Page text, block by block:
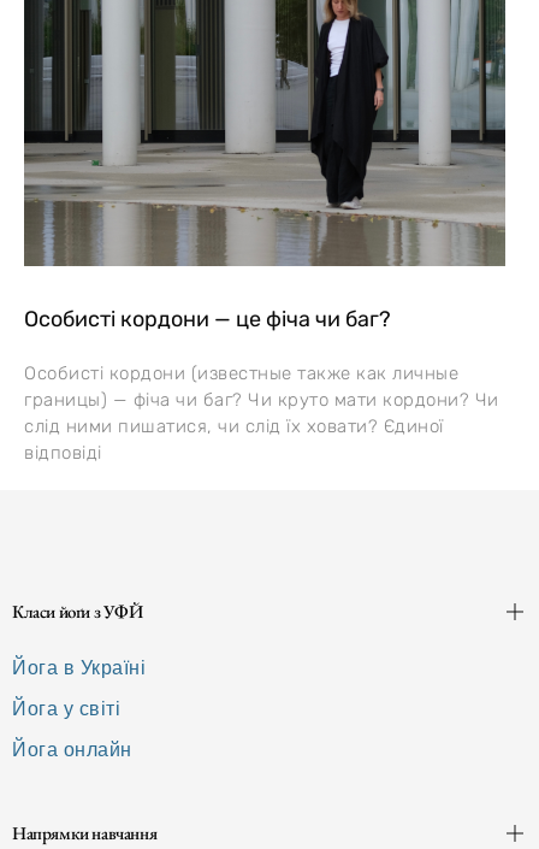
Особисті кордони — це фіча чи баг?
Особисті кордони (известные также как личные
границы) — фіча чи баг? Чи круто мати кордони? Чи
слід ними пишатися, чи слід їх ховати? Єдиної
відповіді
Класи йоґи з УФЙ
Йога в Україні
Йога у світі
Йога онлайн
Напрямки навчання